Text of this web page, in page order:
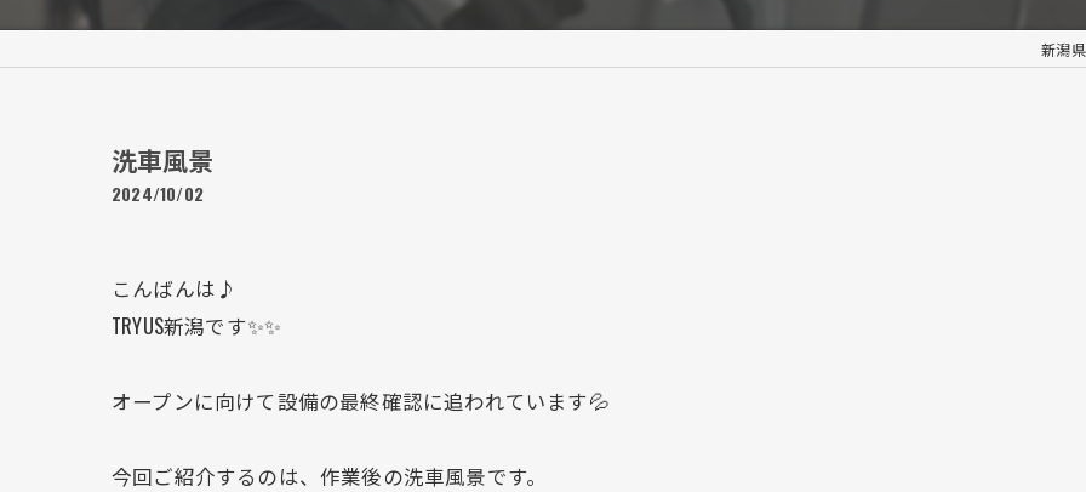
新潟
洗車風景
2024/10/02
こんばんは♪
TRYUS新潟です✨✨
オープンに向けて設備の最終確認に追われています💦
今回ご紹介するのは、作業後の洗車風景です。